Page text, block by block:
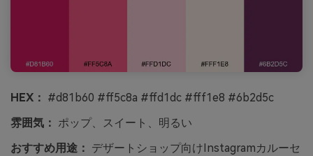
HEX： #d81b60 #ff5c8a #ffd1dc #fff1e8 #6b2d5c
雰囲気： ポップ、スイート、明るい
おすすめ用途： デザートショップ向けInstagramカルーセ